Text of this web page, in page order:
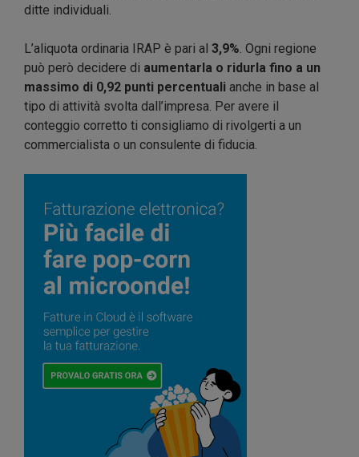
ditte individuali.
L’aliquota ordinaria IRAP è pari al 3,9%. Ogni regione
può però decidere di aumentarla o ridurla fino a un
massimo di 0,92 punti percentuali anche in base al
tipo di attività svolta dall’impresa. Per avere il
conteggio corretto ti consigliamo di rivolgerti a un
commercialista o un consulente di fiducia.